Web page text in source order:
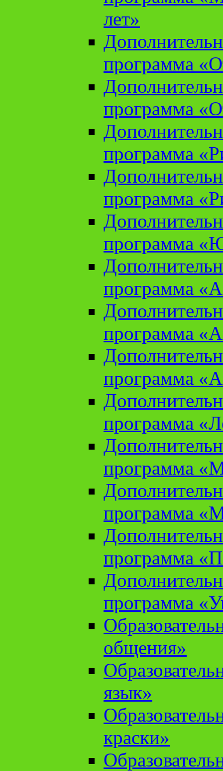
лет»
программа
программа
программа
программа
программа
программа
программа
программа
программа
программа
программа
программа
программа
общения»
язык»
краски»